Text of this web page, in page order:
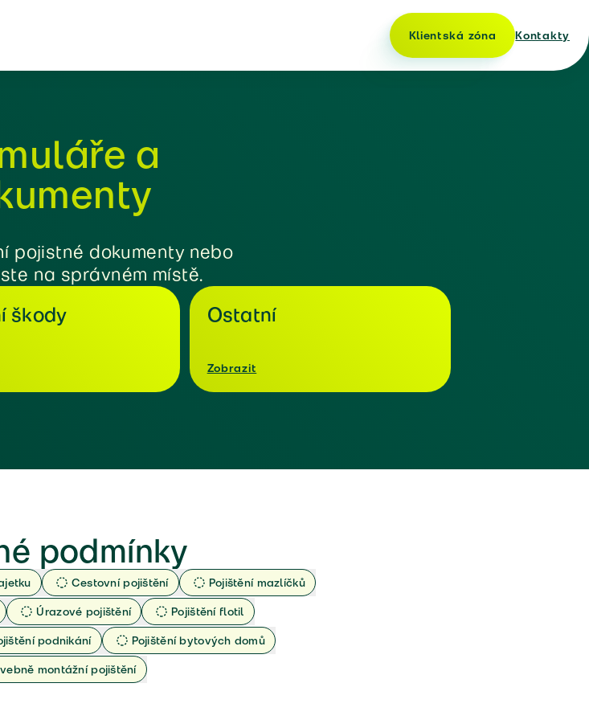
Klientská zóna Kontakty
a
pojistné dokumenty nebo
na správném místě.
škody Ostatní
Zobrazit
podmínky
Cestovní pojištění
Pojištění mazlíčků
Úrazové pojištění
Pojištění flotil
podnikání
Pojištění bytových domů
montážní pojištění